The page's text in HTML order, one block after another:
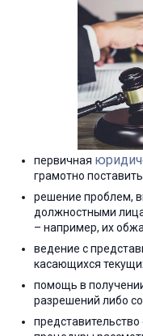
первичная
грамотно
решение проблем,
должностными
– например, их
ведение с
касающихся
помощь в
разрешений либо
представительство